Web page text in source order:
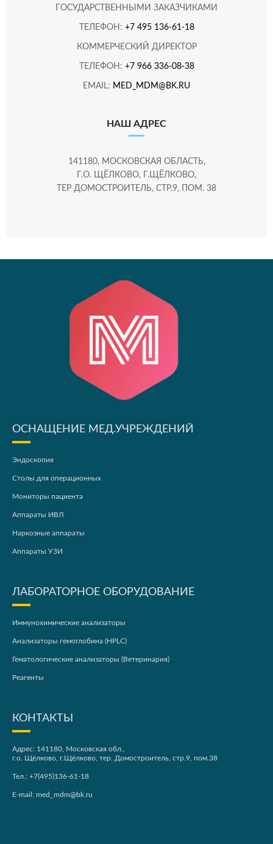
ГОСУДАРСТВЕННЫМИ ЗАКАЗЧИКАМИ
ТЕЛЕФОН: +7 495 136-61-18
КОММЕРЧЕСКИЙ ДИРЕКТОР
ТЕЛЕФОН: +7 966 336-08-38
EMAIL: MED_MDM@BK.RU
НАШ АДРЕС
141180, МОСКОВСКАЯ ОБЛАСТЬ,
Г.О. ЩЁЛКОВО, Г.ЩЁЛКОВО,
ТЕР ДОМОСТРОИТЕЛЬ, СТР.9, ПОМ. 38
ОСНАЩЕНИЕ МЕД.УЧРЕЖДЕНИЙ
Эндоскопия
Столы для операционных
Мониторы пациента
Аппараты ИВЛ
Наркозные аппараты
Аппараты УЗИ
ЛАБОРАТОРНОЕ ОБОРУДОВАНИЕ
Иммунохимические анализаторы
Анализаторы гемоглобина (HPLC)
Гематологические анализаторы (Ветеринария)
Реагенты
КОНТАКТЫ
Адрес: 141180, Московская обл.,
г.о. Щёлково, г.Щёлково, тер. Домостроитель, стр.9, пом.38
Тел.: +7(495)136-61-18
E-mail: med_mdm@bk.ru